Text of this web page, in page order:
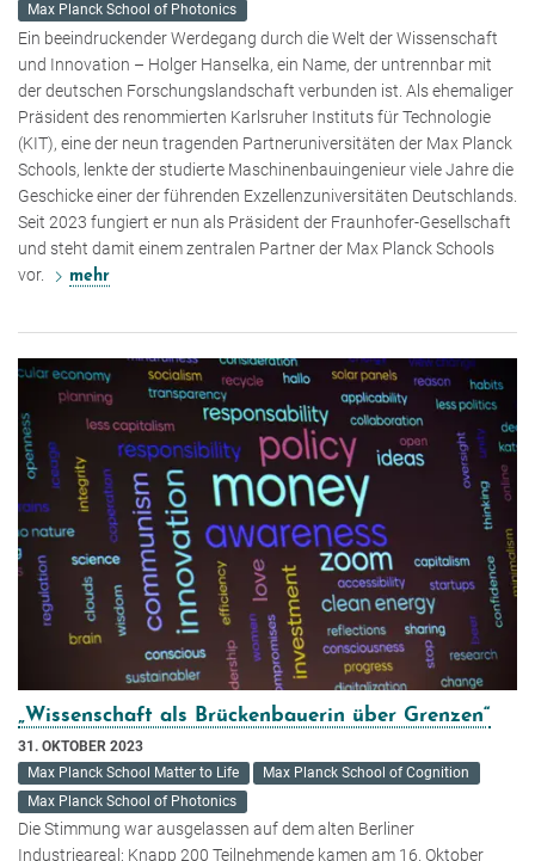
Max Planck School of Photonics
Ein beeindruckender Werdegang durch die Welt der Wissenschaft
und Innovation – Holger Hanselka, ein Name, der untrennbar mit
der deutschen Forschungslandschaft verbunden ist. Als ehemaliger
Präsident des renommierten Karlsruher Instituts für Technologie
(KIT), eine der neun tragenden Partneruniversitäten der Max Planck
Schools, lenkte der studierte Maschinenbauingenieur viele Jahre die
Geschicke einer der führenden Exzellenzuniversitäten Deutschlands.
Seit 2023 fungiert er nun als Präsident der Fraunhofer-Gesellschaft
und steht damit einem zentralen Partner der Max Planck Schools
vor.
mehr
„Wissenschaft als Brückenbauerin über Grenzen“
31. OKTOBER 2023
Max Planck School Matter to Life
Max Planck School of Cognition
Max Planck School of Photonics
Die Stimmung war ausgelassen auf dem alten Berliner
Industrieareal: Knapp 200 Teilnehmende kamen am 16. Oktober